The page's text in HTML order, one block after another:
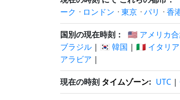
ーク · ロンドン · 東京 · パリ · 香
国別の現在時刻： 🇺🇸 アメリカ
ブラジル | 🇰🇷 韓国 | 🇮🇹 イタリア
アラビア |
現在の時刻 タイムゾーン: UTC |